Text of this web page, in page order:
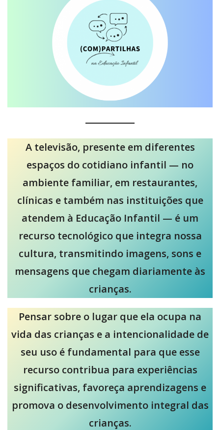
A televisão, presente em diferentes
espaços do cotidiano infantil — no
ambiente familiar, em restaurantes,
clínicas e também nas instituições que
atendem à Educação Infantil — é um
recurso tecnológico que integra nossa
cultura, transmitindo imagens, sons e
mensagens que chegam diariamente às
crianças.
Pensar sobre o lugar que ela ocupa na
vida das crianças e a intencionalidade de
seu uso é fundamental para que esse
recurso contribua para experiências
significativas, favoreça aprendizagens e
promova o desenvolvimento integral das
crianças.